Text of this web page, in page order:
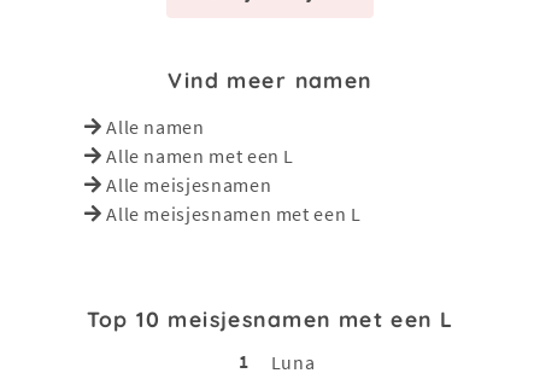
Vind meer namen
Alle namen
Alle namen met een L
Alle meisjesnamen
Alle meisjesnamen met een L
Top 10 meisjesnamen met een L
1
Luna